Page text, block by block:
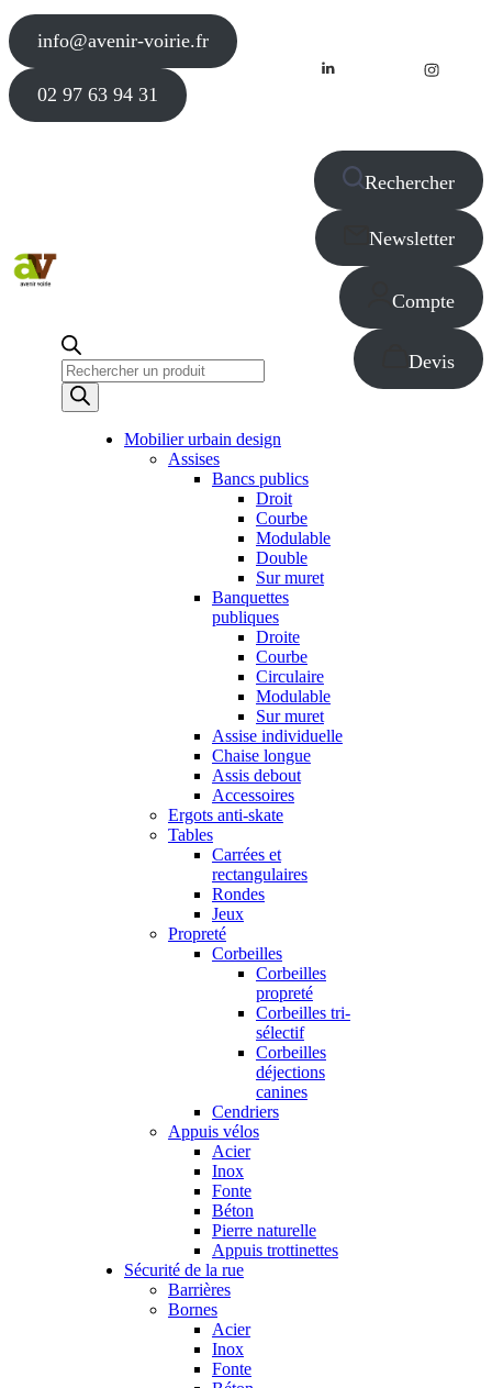
info@avenir-voirie.fr
02 97 63 94 31
Recherche
de
produits
Rechercher
Newsletter
Compte
Devis
Mobilier urbain design
Assises
Bancs publics
Droit
Courbe
Modulable
Double
Sur muret
Banquettes
publiques
Droite
Courbe
Circulaire
Modulable
Sur muret
Assise individuelle
Chaise longue
Assis debout
Accessoires
Ergots anti-skate
Tables
Carrées et
rectangulaires
Rondes
Jeux
Propreté
Corbeilles
Corbeilles
propreté
Corbeilles tri-
sélectif
Corbeilles
déjections
canines
Cendriers
Appuis vélos
Acier
Inox
Fonte
Béton
Pierre naturelle
Appuis trottinettes
Sécurité de la rue
Barrières
Bornes
Acier
Inox
Fonte